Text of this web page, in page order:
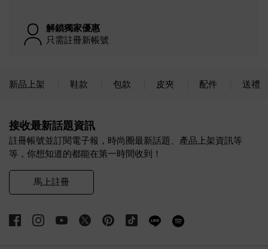
解鎖獨家優惠
只需註冊新帳號
新品上架 鞋款 包款 皮夾 配件 送禮
接收最新話題資訊
註冊帳號並訂閱電子報，時尚圈最新話題、產品上架資訊等
等，你想知道的都能在第一時間收到！
馬上註冊